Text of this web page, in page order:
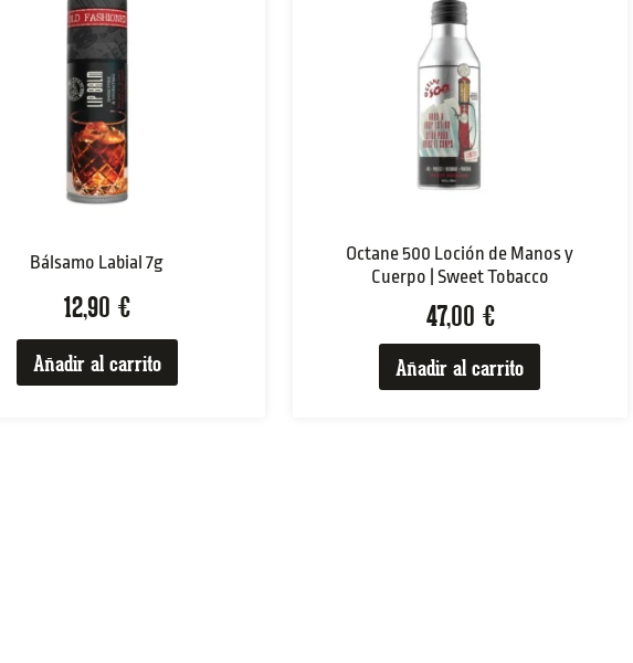
Bálsamo Labial 7g
12,90 €
Añadir al carrito
Octane 500 Loción de Manos y
Cuerpo | Sweet Tobacco
47,00 €
Añadir al carrito